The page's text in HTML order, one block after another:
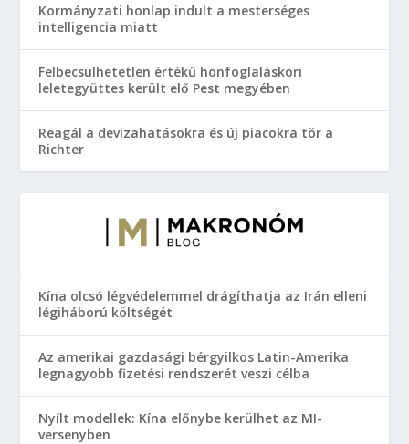
Kormányzati honlap indult a mesterséges
intelligencia miatt
Felbecsülhetetlen értékű honfoglaláskori
leletegyüttes került elő Pest megyében
Reagál a devizahatásokra és új piacokra tör a
Richter
Kína olcsó légvédelemmel drágíthatja az Irán elleni
légiháború költségét
Az amerikai gazdasági bérgyilkos Latin-Amerika
legnagyobb fizetési rendszerét veszi célba
Nyílt modellek: Kína előnybe kerülhet az MI-
versenyben